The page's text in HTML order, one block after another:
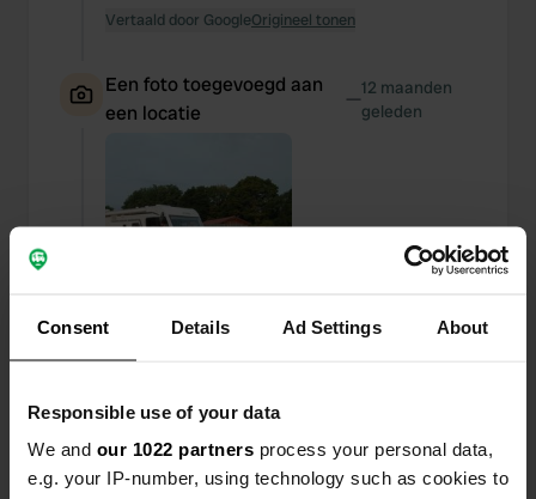
Consent Details Ad Settings About
Responsible use of your data
We and our 1022 partners process your personal data,
e.g. your IP-number, using technology such as cookies to
Vertaald door GoogleOrigineel tonen
Een foto toegevoegd aan
een locatie
—12 maanden
geleden